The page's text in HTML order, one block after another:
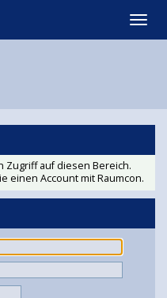
auf diesen Bereich.
einen Accountmit Raumcon.